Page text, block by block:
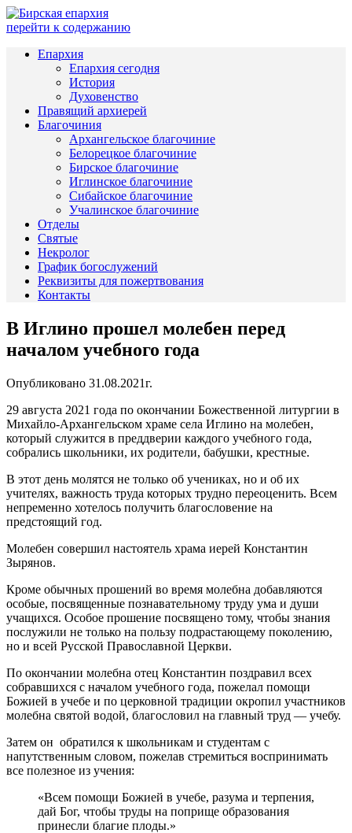
перейти к содержанию
Епархия
Епархия сегодня
История
Духовенство
Правящий архиерей
Благочиния
Архангельское благочиние
Белорецкое благочиние
Бирское благочиние
Иглинское благочиние
Сибайское благочиние
Учалинское благочиние
Отделы
Святые
Некролог
График богослужений
Реквизиты для пожертвования
Контакты
В Иглино прошел молебен перед
началом учебного года
Опубликовано 31.08.2021г.
29 августа 2021 года по окончании Божественной литургии в
Михайло-Архангельском храме села Иглино на молебен,
который служится в преддверии каждого учебного года,
собрались школьники, их родители, бабушки, крестные.
В этот день молятся не только об учениках, но и об их
учителях, важность труда которых трудно переоценить. Всем
непременно хотелось получить благословение на
предстоящий год.
Молебен совершил настоятель храма иерей Константин
Зырянов.
Кроме обычных прошений во время молебна добавляются
особые, посвященные познавательному труду ума и души
учащихся. Особое прошение посвящено тому, чтобы знания
послужили не только на пользу подрастающему поколению,
но и всей Русской Православной Церкви.
По окончании молебна отец Константин поздравил всех
собравшихся с началом учебного года, пожелал помощи
Божией в учебе и по церковной традиции окропил участников
молебна святой водой, благословил на главный труд — учебу.
Затем он обратился к школьникам и студентам с
напутственным словом, пожелав стремиться воспринимать
все полезное из учения:
«Всем помощи Божией в учебе, разума и терпения,
дай Бог, чтобы труды на поприще образования
принесли благие плоды.»